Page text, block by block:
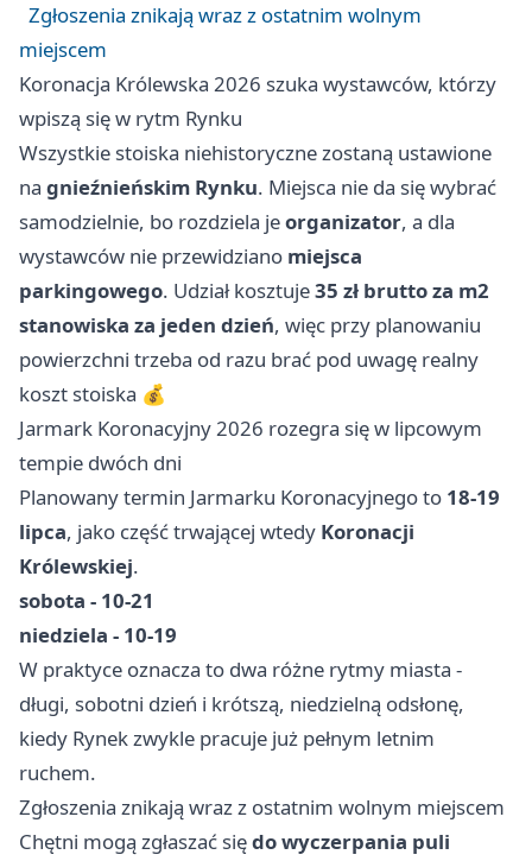
Zgłoszenia znikają wraz z ostatnim wolnym
miejscem
Koronacja Królewska 2026 szuka wystawców, którzy
wpiszą się w rytm Rynku
Wszystkie stoiska niehistoryczne zostaną ustawione
na gnieźnieńskim Rynku. Miejsca nie da się wybrać
samodzielnie, bo rozdziela jeorganizator, a dla
wystawców nie przewidziano miejsca
parkingowego. Udział kosztuje35 zł brutto za m2
stanowiska za jeden dzień, więc przy planowaniu
powierzchni trzeba od razu brać pod uwagę realny
koszt stoiska 💰
Jarmark Koronacyjny 2026 rozegra się w lipcowym
tempie dwóch dni
Planowany termin Jarmarku Koronacyjnego to 18-19
lipca, jako część trwającej wtedy Koronacji
Królewskiej.
sobota - 10-21
niedziela - 10-19
W praktyce oznacza to dwa różne rytmy miasta -
długi, sobotni dzień i krótszą, niedzielną odsłonę,
kiedy Rynek zwykle pracuje już pełnym letnim
ruchem.
Zgłoszenia znikają wraz z ostatnim wolnym miejscem
Chętni mogą zgłaszać siędo wyczerpania puli